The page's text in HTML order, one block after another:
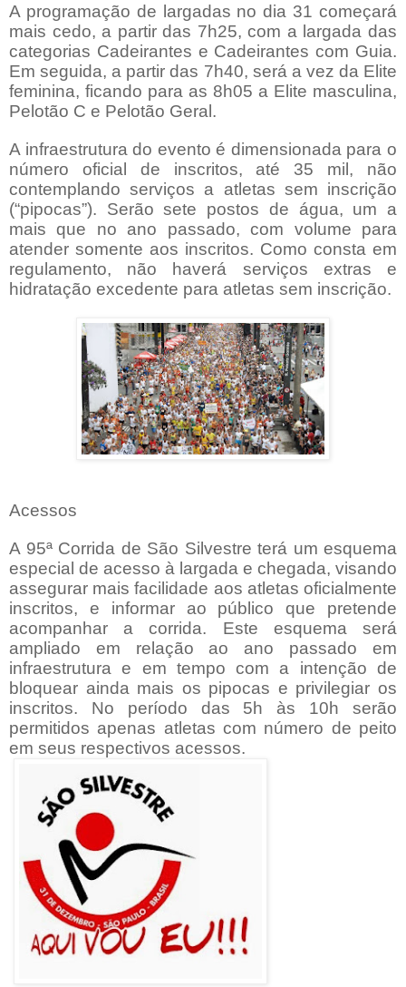
A programação de largadas no dia 31 começará
mais cedo, a partir das 7h25, com a largada das
categorias Cadeirantes e Cadeirantes com Guia.
Em seguida, a partir das 7h40, será a vez da Elite
feminina, ficando para as 8h05 a Elite masculina,
Pelotão C e Pelotão Geral.
A infraestrutura do evento é dimensionada para o
número oficial de inscritos, até 35 mil, não
contemplando serviços a atletas sem inscrição
(“pipocas”). Serão sete postos de água, um a
mais que no ano passado, com volume para
atender somente aos inscritos. Como consta em
regulamento, não haverá serviços extras e
hidratação excedente para atletas sem inscrição.
Acessos
A 95ª Corrida de São Silvestre terá um esquema
especial de acesso à largada e chegada, visando
assegurar mais facilidade aos atletas oficialmente
inscritos, e informar ao público que pretende
acompanhar a corrida. Este esquema será
ampliado em relação ao ano passado em
infraestrutura e em tempo com a intenção de
bloquear ainda mais os pipocas e privilegiar os
inscritos. No período das 5h às 10h serão
permitidos apenas atletas com número de peito
em seus respectivos acessos.